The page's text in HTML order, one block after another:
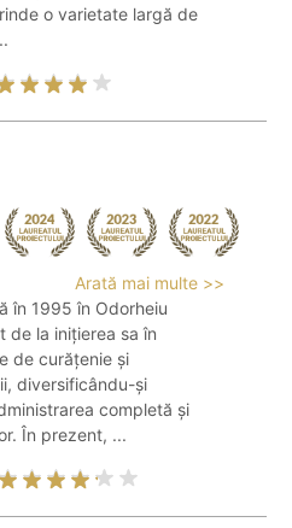
o varietate largă de
Arată mai multe >>
în 1995 în Odorheiu
de la inițierea sa în
de curățenie și
diversificându-și
completă și
În prezent, ...